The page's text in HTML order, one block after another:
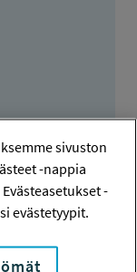
sivuston
-nappia
-
evästetyypit.